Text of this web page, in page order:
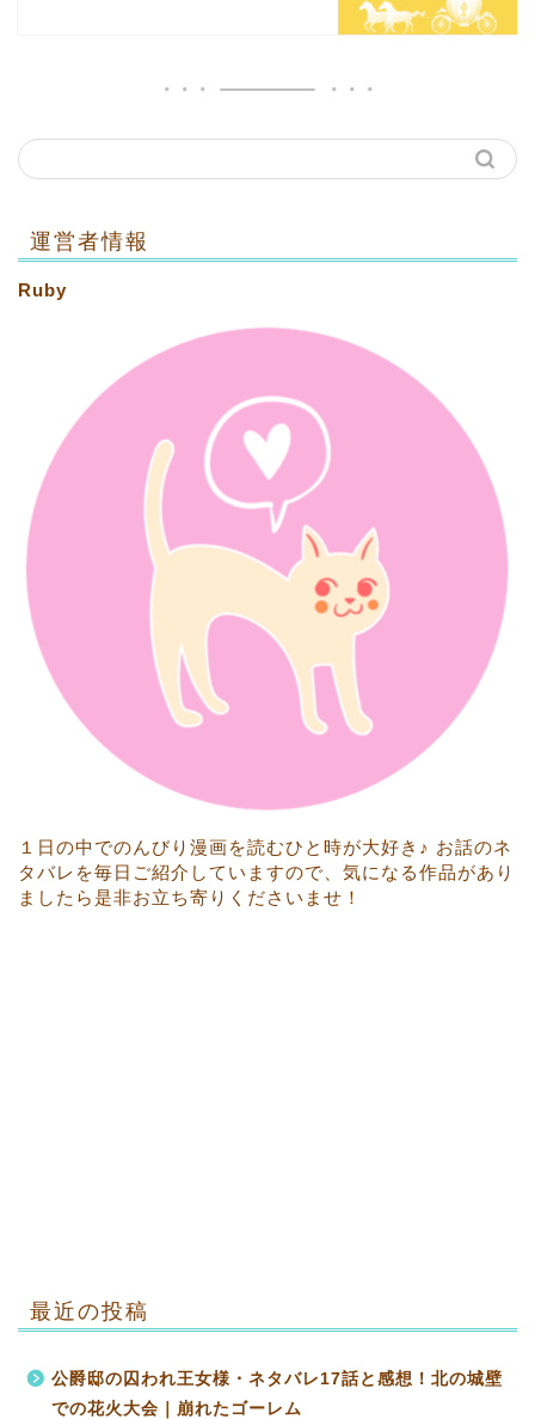
運営者情報
Ruby
１日の中でのんびり漫画を読むひと時が大好き♪ お話のネ
タバレを毎日ご紹介していますので、気になる作品があり
ましたら是非お立ち寄りくださいませ！
最近の投稿
公爵邸の囚われ王女様・ネタバレ17話と感想！北の城壁
での花火大会｜崩れたゴーレム